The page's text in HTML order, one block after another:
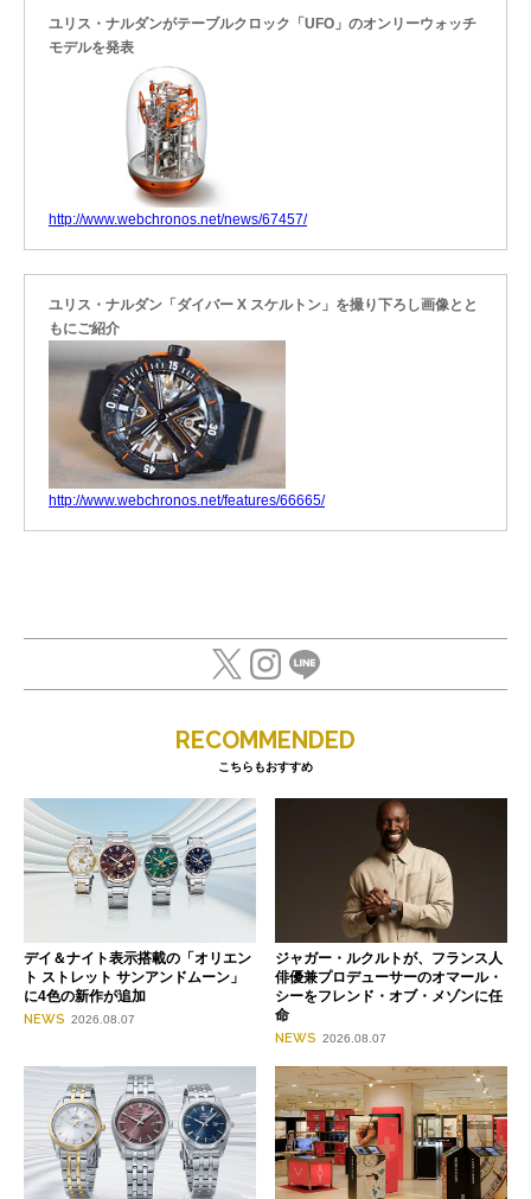
ユリス・ナルダンがテーブルクロック「UFO」のオンリーウォッチ
モデルを発表
http://www.webchronos.net/news/67457/
ユリス・ナルダン「ダイバー X スケルトン」を撮り下ろし画像とと
もにご紹介
http://www.webchronos.net/features/66665/
RECOMMENDED
こちらもおすすめ
デイ＆ナイト表示搭載の「オリエン
ト ストレット サンアンドムーン」
に4色の新作が追加
NEWS 2026.08.07
ジャガー・ルクルトが、フランス人
俳優兼プロデューサーのオマール・
シーをフレンド・オブ・メゾンに任
命
NEWS 2026.08.07